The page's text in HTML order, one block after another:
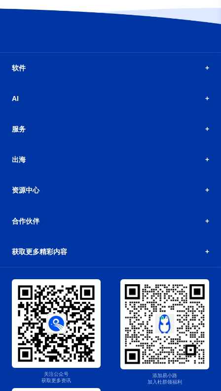
软件
AI
服务
出海
资源中心
合作伙伴
获取更多精彩内容
关注公众号
获取更多资讯
添加易小路
加入杜群领福利